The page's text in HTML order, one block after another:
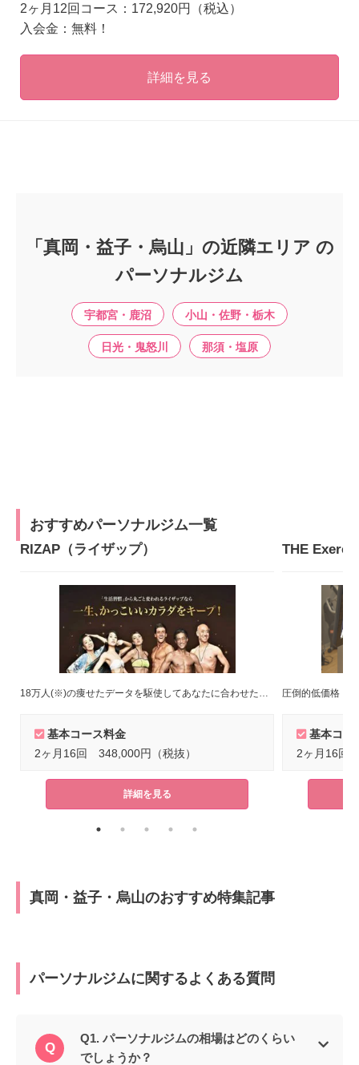
2ヶ月12回コース：172,920円（税込）
入会金：無料！
詳細を見る
「真岡・益子・烏山」の近隣エリア の
パーソナルジム
宇都宮・鹿沼 小山・佐野・栃木
日光・鬼怒川 那須・塩原
おすすめパーソナルジム一覧
RIZAP（ライザップ）
基本コース料金
2ヶ月16回 348,000円（税抜）
詳細を見る
圧倒的低価格！
基本コー
2ヶ月16回
真岡・益子・烏山のおすすめ特集記事
パーソナルジムに関するよくある質問
Q1. パーソナルジムの相場はどのくらい
でしょうか？